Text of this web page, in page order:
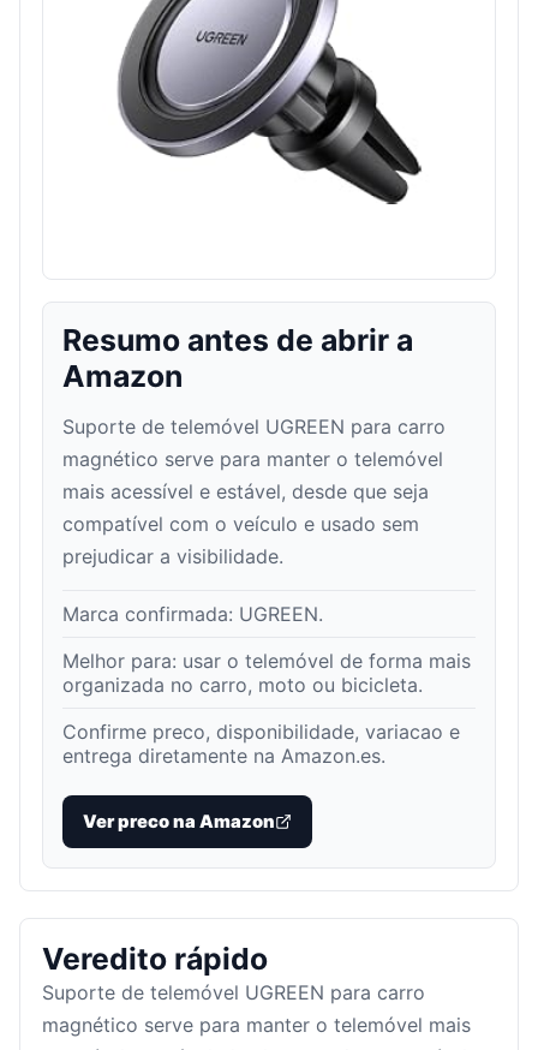
Resumo antes de abrir a
Amazon
Suporte de telemóvel UGREEN para carro
magnético serve para manter o telemóvel
mais acessível e estável, desde que seja
compatível com o veículo e usado sem
prejudicar a visibilidade.
Marca confirmada: UGREEN.
Melhor para: usar o telemóvel de forma mais
organizada no carro, moto ou bicicleta.
Confirme preco, disponibilidade, variacao e
entrega diretamente na Amazon.es.
Ver preco na Amazon
Veredito rápido
Suporte de telemóvel UGREEN para carro
magnético serve para manter o telemóvel mais